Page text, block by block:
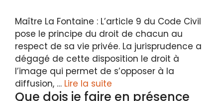
Maître La Fontaine : L’article 9 du Code Civil
pose le principe du droit de chacun au
respect de sa vie privée. La jurisprudence a
dégagé de cette disposition le droit à
l’image qui permet de s’opposer à la
diffusion, … Lire la suite
Que dois je faire en présence